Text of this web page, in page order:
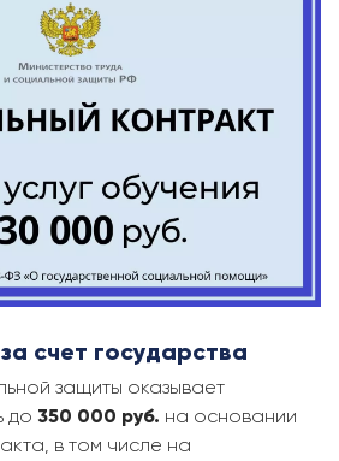
счет государства
защиты оказывает
до 350 000 руб. на основании
в том числе на